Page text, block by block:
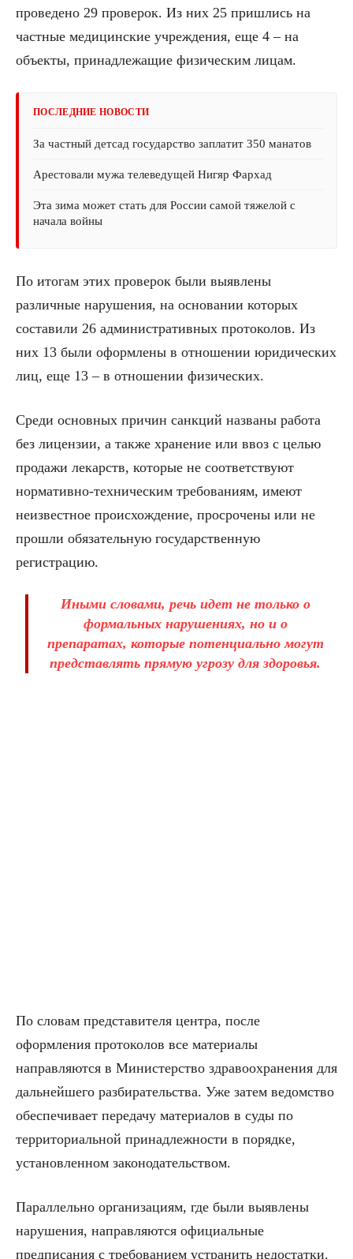
проведено 29 проверок. Из них 25 пришлись на
частные медицинские учреждения, еще 4 – на
объекты, принадлежащие физическим лицам.
ПОСЛЕДНИЕ НОВОСТИ
За частный детсад государство заплатит 350 манатов
Арестовали мужа телеведущей Нигяр Фархад
Эта зима может стать для России самой тяжелой с
начала войны
По итогам этих проверок были выявлены
различные нарушения, на основании которых
составили 26 административных протоколов. Из
них 13 были оформлены в отношении юридических
лиц, еще 13 – в отношении физических.
Среди основных причин санкций названы работа
без лицензии, а также хранение или ввоз с целью
продажи лекарств, которые не соответствуют
нормативно-техническим требованиям, имеют
неизвестное происхождение, просрочены или не
прошли обязательную государственную
регистрацию.
Иными словами, речь идет не только о
формальных нарушениях, но и о
препаратах, которые потенциально могут
представлять прямую угрозу для здоровья.
По словам представителя центра, после
оформления протоколов все материалы
направляются в Министерство здравоохранения для
дальнейшего разбирательства. Уже затем ведомство
обеспечивает передачу материалов в суды по
территориальной принадлежности в порядке,
установленном законодательством.
Параллельно организациям, где были выявлены
нарушения, направляются официальные
предписания с требованием устранить недостатки.